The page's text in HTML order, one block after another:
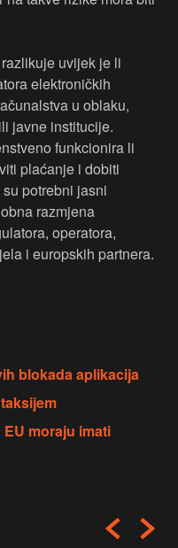
uvijek je li
elektroničkih
u oblaku,
javne institucije.
funkcionira li
plaćanje i dobiti
potrebni jasni
razmjena
operatora,
i europskih partnera.
blokada aplikacija
moraju imati